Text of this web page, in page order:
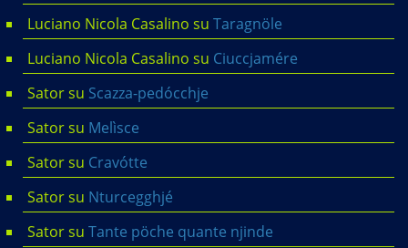
Luciano Nicola Casalino su Taragnöle
Luciano Nicola Casalino su Ciuccjamére
Satorsu Scazza-pedócchje
Satorsu Melìsce
Satorsu Cravótte
Satorsu Nturcegghjé
Satorsu Tante pöche quante njinde